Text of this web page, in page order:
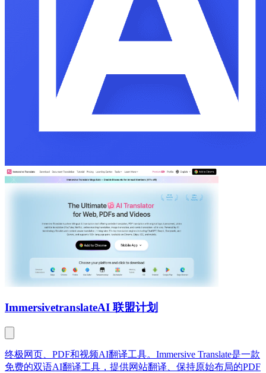
ImmersivetranslateAI 联盟计划
终极网页、PDF和视频AI翻译工具。Immersive Translate是一款
免费的双语AI翻译工具，提供网站翻译、保持原始布局的PDF